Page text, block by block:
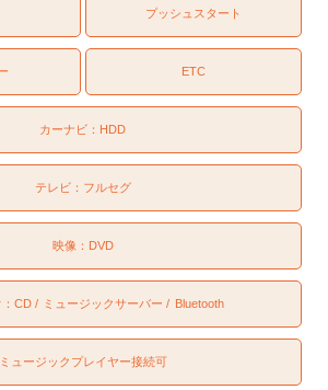
プッシュスタート
ETC
カーナビ： HDD
テレビ： フルセグ
映像： DVD
：CD ミュージックサーバー Bluetooth
ミュージックプレイヤー接続可